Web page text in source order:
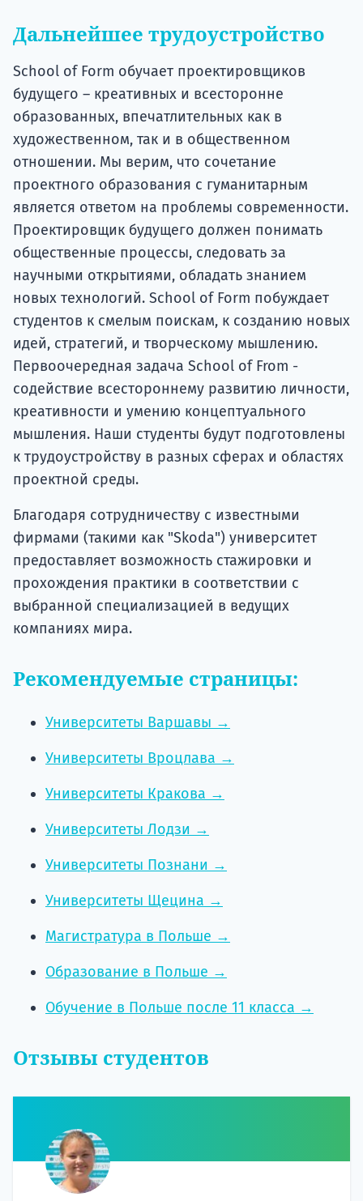
Дальнейшее трудоустройство
School of Form обучает проектировщиков
будущего – креативных и всесторонне
образованных, впечатлительных как в
художественном, так и в общественном
отношении. Мы верим, что сочетание
проектного образования с гуманитарным
является ответом на проблемы современности.
Проектировщик будущего должен понимать
общественные процессы, следовать за
научными открытиями, обладать знанием
новых технологий. School of Form побуждает
студентов к смелым поискам, к созданию новых
идей, стратегий, и творческому мышлению.
Первоочередная задача School of From -
содействие всестороннему развитию личности,
креативности и умению концептуального
мышления. Наши студенты будут подготовлены
к трудоустройству в разных сферах и областях
проектной среды.
Благодаря сотрудничеству с известными
фирмами (такими как "Skoda") университет
предоставляет возможность стажировки и
прохождения практики в соответствии с
выбранной специализацией в ведущих
компаниях мира.
Рекомендуемые страницы:
Университеты Варшавы →
Университеты Вроцлава →
Университеты Кракова →
Университеты Лодзи →
Университеты Познани →
Университеты Щецина →
Магистратура в Польше →
Образование в Польше →
Обучение в Польше после 11 класса →
Отзывы студентов